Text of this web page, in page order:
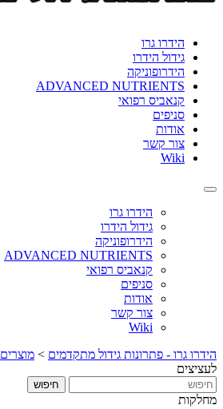
הידרו גרו
גידול הידרו
הידרופוניקה
ADVANCED NUTRIENTS
קנאביס רפואי
סניפים
אודות
צור קשר
Wiki
Toggle
הידרו גרו
גידול הידרו
הידרופוניקה
ADVANCED NUTRIENTS
קנאביס רפואי
סניפים
אודות
צור קשר
Wiki
הידרו גרו - פתרונות גידול מתקדמים > מוצרים
לעציצים
מחלקות
format_underlined הוסף קו תחתון לקישורים
את
כל